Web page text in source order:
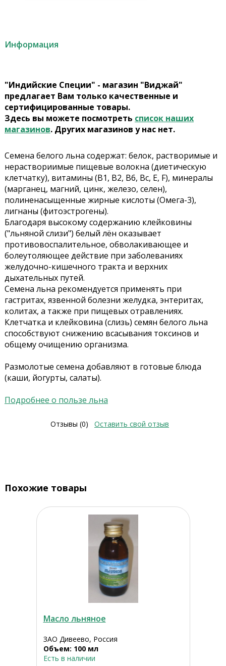
Информация
"Индийские Специи" - магазин "Виджай"
предлагает Вам только качественные и
сертифицированные товары.
Здесь вы можете посмотреть список наших
магазинов. Других магазинов у нас нет.
Семена белого льна содержат: белок, растворимые и
нераствориимые пищевые волокна (диетическую
клетчатку), витамины (В1, В2, В6, Вс, Е, F), минералы
(марганец, магний, цинк, железо, селен),
полиненасыщенные жирные кислоты (Омега-3),
лигнаны (фитоэстрогены).
Благодаря высокому содержанию клейковины
("льняной слизи") белый лён оказывает
противовоспалительное, обволакивающее и
болеутоляющее действие при заболеваниях
желудочно-кишечного тракта и верхних
дыхательных путей.
Семена льна рекомендуется применять при
гастритах, язвенной болезни желудка, энтеритах,
колитах, а также при пищевых отравлениях.
Клетчатка и клейковина (слизь) семян белого льна
способствуют снижению всасывания токсинов и
общему очищению организма.
Размолотые семена добавляют в готовые блюда
(каши, йогурты, салаты).
Подробнее о пользе льна
Отзывы (0) Оставить свой отзыв
Похожие товары
Масло льняное
ЗАО Дивеево, Россия
Объем: 100 мл
Есть в наличии